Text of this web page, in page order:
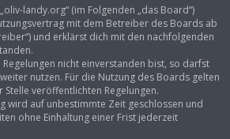
landy.org“ (im Folgenden „das Board“)
mit dem Betreiber des Boards ab
und erklärst dich mit den nachfolgenden
nicht einverstanden bist, so darfst
nutzen. Für die Nutzung des Boards gelten
Stelle veröffentlichten Regelungen.
wird auf unbestimmte Zeit geschlossen und
ohne Einhaltung einer Frist jederzeit